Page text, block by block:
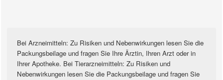
Bei Arzneimitteln: Zu Risiken und Nebenwirkungen lesen Sie die
Packungsbeilage und fragen Sie Ihre Ärztin, Ihren Arzt oder in
Ihrer Apotheke. Bei Tierarzneimitteln: Zu Risiken und
Nebenwirkungen lesen Sie die Packungsbeilage und fragen Sie